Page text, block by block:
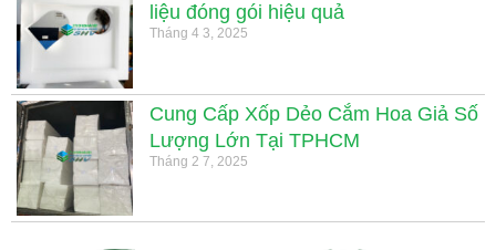
liệu đóng gói hiệu quả
Tháng 4 3, 2025
Cung Cấp Xốp Dẻo Cắm Hoa Giả Số
Lượng Lớn Tại TPHCM
Tháng 2 7, 2025